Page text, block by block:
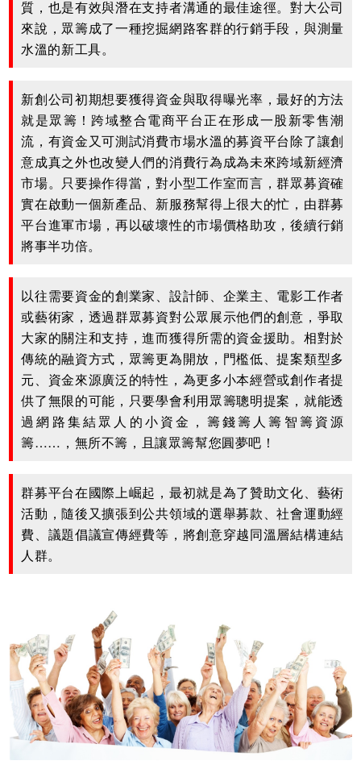
質，也是有效與潛在支持者溝通的最佳途徑。對大公司
來說，眾籌成了一種挖掘網路客群的行銷手段，與測量
水溫的新工具。
新創公司初期想要獲得資金與取得曝光率，最好的方法
就是眾籌！跨域整合電商平台正在形成一股新零售潮
流，有資金又可測試消費市場水溫的募資平台除了讓創
意成真之外也改變人們的消費行為成為未來跨域新經濟
市場。只要操作得當，對小型工作室而言，群眾募資確
實在啟動一個新產品、新服務幫得上很大的忙，由群募
平台進軍市場，再以破壞性的市場價格助攻，後續行銷
將事半功倍。
以往需要資金的創業家、設計師、企業主、電影工作者
或藝術家，透過群眾募資對公眾展示他們的創意，爭取
大家的關注和支持，進而獲得所需的資金援助。相對於
傳統的融資方式，眾籌更為開放，門檻低、提案類型多
元、資金來源廣泛的特性，為更多小本經營或創作者提
供了無限的可能，只要學會利用眾籌聰明提案，就能透
過網路集結眾人的小資金，籌錢籌人籌智籌資源
籌……，無所不籌，且讓眾籌幫您圓夢吧！
群募平台在國際上崛起，最初就是為了贊助文化、藝術
活動，隨後又擴張到公共領域的選舉募款、社會運動經
費、議題倡議宣傳經費等，將創意穿越同溫層結構連結
人群。